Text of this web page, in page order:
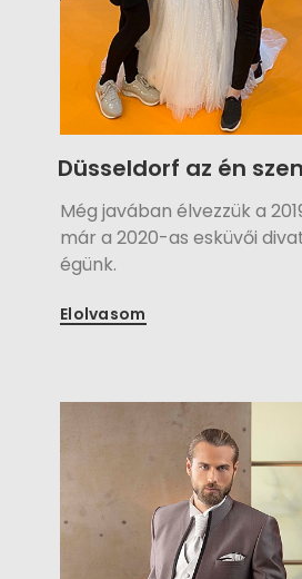
Düsseldorf az én
Még javában élvezzük a
már a 2020-as esküvői
égünk.
Elolvasom